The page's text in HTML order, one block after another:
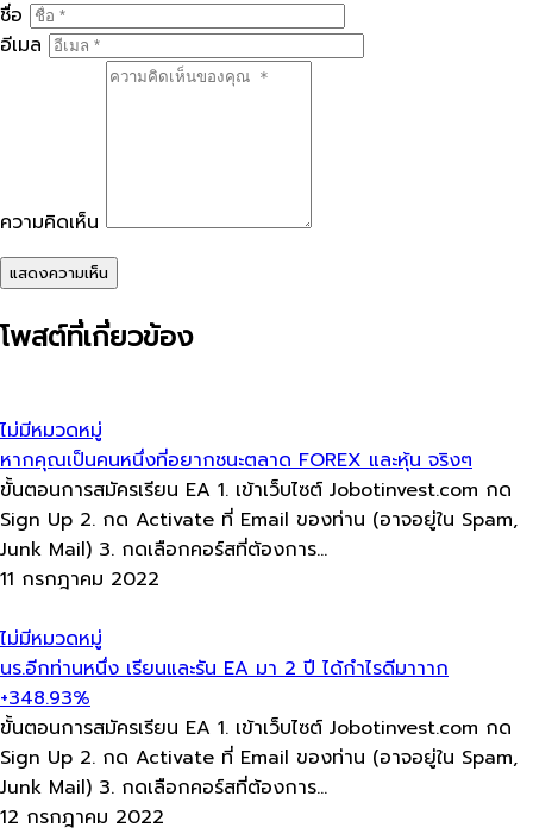
ชื่อ
อีเมล
ความคิดเห็น
แสดงความเห็น
โพสต์ที่เกี่ยวข้อง
ไม่มีหมวดหมู่
หากคุณเป็นคนหนึ่งที่อยากชนะตลาด FOREX และหุ้น จริงๆ
ขั้นตอนการสมัครเรียน EA 1. เข้าเว็บไซต์ Jobotinvest.com กด
Sign Up 2. กด Activate ที่ Email ของท่าน (อาจอยู่ใน Spam,
Junk Mail) 3. กดเลือกคอร์สที่ต้องการ...
11 กรกฎาคม 2022
ไม่มีหมวดหมู่
นร.อีกท่านหนึ่ง เรียนและรัน EA มา 2 ปี ได้กำไรดีมาาาก
+348.93%
ขั้นตอนการสมัครเรียน EA 1. เข้าเว็บไซต์ Jobotinvest.com กด
Sign Up 2. กด Activate ที่ Email ของท่าน (อาจอยู่ใน Spam,
Junk Mail) 3. กดเลือกคอร์สที่ต้องการ...
12 กรกฎาคม 2022